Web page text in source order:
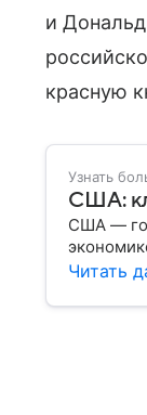
и
красную
Узнать
США:
США —
Читать